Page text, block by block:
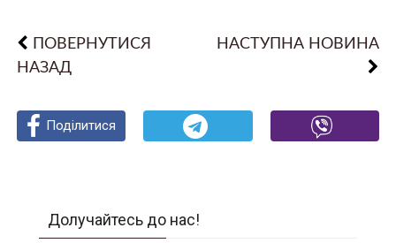
ПОВЕРНУТИСЯ
НАЗАД
НАСТУПНА НОВИНА
Поділитися
Поділитися
Поділитися
Долучайтесь до нас!